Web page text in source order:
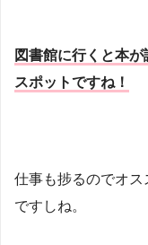
図書館に行くと本
スポットですね！
仕事も捗るのでオ
ですしね。